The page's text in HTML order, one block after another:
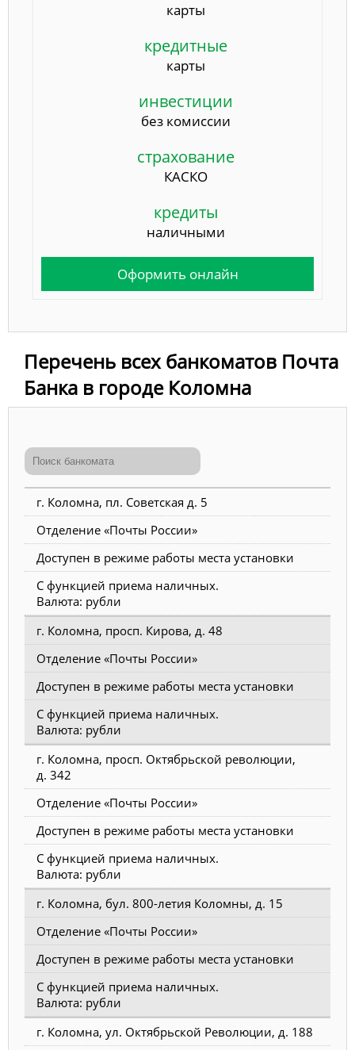
карты
кредитные
карты
инвестиции
без комиссии
страхование
КАСКО
кредиты
наличными
Оформить онлайн
Перечень всех банкоматов Почта
Банка в городе Коломна
г. Коломна, пл. Советская д. 5
Отделение «Почты России»
Доступен в режиме работы места установки
С функцией приема наличных.
Валюта: рубли
г. Коломна, просп. Кирова, д. 48
Отделение «Почты России»
Доступен в режиме работы места установки
С функцией приема наличных.
Валюта: рубли
г. Коломна, просп. Октябрьской революции,
д. 342
Отделение «Почты России»
Доступен в режиме работы места установки
С функцией приема наличных.
Валюта: рубли
г. Коломна, бул. 800-летия Коломны, д. 15
Отделение «Почты России»
Доступен в режиме работы места установки
С функцией приема наличных.
Валюта: рубли
г. Коломна, ул. Октябрьской Революции, д. 188